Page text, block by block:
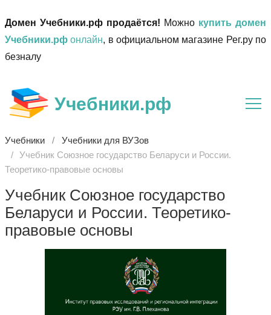
Домен Учебники.рф продаётся! Можно купить домен
Учебники.рф онлайн, в официальном магазине Рег.ру по
безналу
Учебники.рф
Учебники
Учебники для ВУЗов
Учебник Союзное государство Беларуси и России.
Теоретико-правовые основы
Учебник Союзное государство
Беларуси и России. Теоретико-
правовые основы